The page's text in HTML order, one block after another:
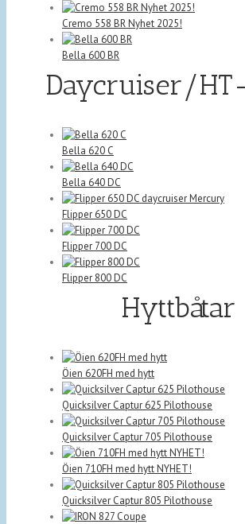
Cremo 558 BR Nyhet 2025!
Bella 600 BR
Daycruiser/
Bella 620 C
Bella 640 DC
Flipper 650 DC
Flipper 700 DC
Flipper 800 DC
Hyttbåtar
Öien 620FH med hytt
Quicksilver Captur 625 Pilothouse
Quicksilver Captur 705 Pilothouse
Öien 710FH med hytt NYHET!
Quicksilver Captur 805 Pilothouse